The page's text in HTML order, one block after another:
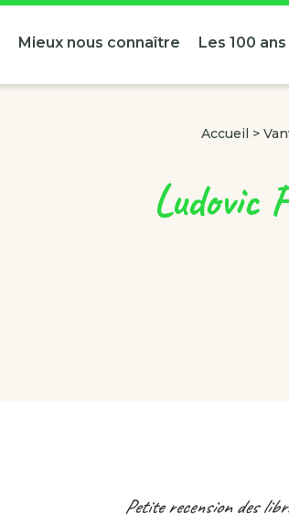
Mieux nous connaître Les 100 ans
Accueil >
Ludovic
Petite recension des